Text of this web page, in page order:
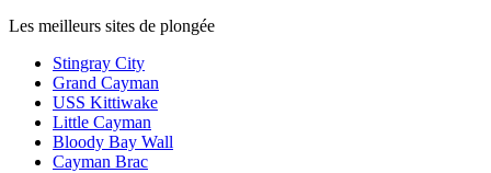
Les meilleurs sites de plongée
Stingray City
Grand Cayman
USS Kittiwake
Little Cayman
Bloody Bay Wall
Cayman Brac